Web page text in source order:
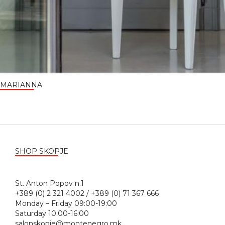
MARIANNA
SHOP SKOPJE
St. Anton Popov n.1
+389 (0) 2 321 4002 / +389 (0) 71 367 666
Monday – Friday 09:00-19:00
Saturday 10:00-16:00